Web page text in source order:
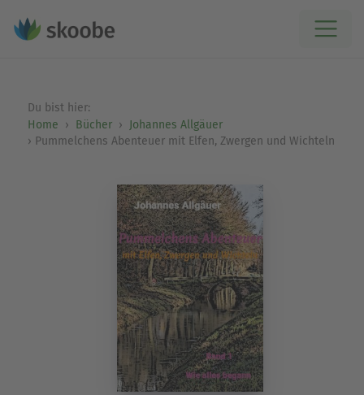
Du bist hier:
Home
Bücher
Johannes Allgäuer
Pummelchens Abenteuer mit Elfen, Zwergen und Wichteln